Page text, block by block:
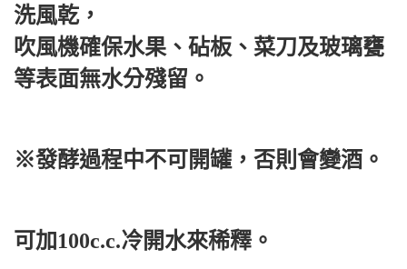
洗風乾，
吹風機確保水果、砧板、菜刀及玻璃甕
等表面無水分殘留。
※發酵過程中不可開罐，否則會變酒。
可加100c.c.冷開水來稀釋。